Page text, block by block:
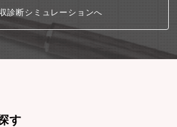
診断シミュレーションへ
す